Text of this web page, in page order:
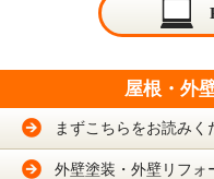
屋根・外
まずこちらをお読みく
外壁塗装・外壁リフォ